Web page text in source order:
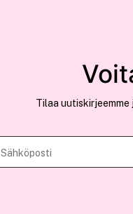
Tilaa uutiskirjeemme
Sähköposti